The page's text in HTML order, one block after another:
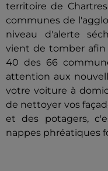
territoire de
communes de
niveau d'alerte
vient de tomber afin
40 des 66
attention aux
votre voiture à
de nettoyer vos
et des potagers,
nappes phréatiques